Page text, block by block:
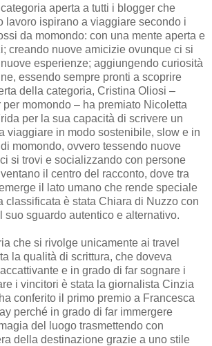
aperta a tutti i blogger che
lavoro ispirano a viaggiare secondo i
da momondo: con una mente aperta e
creando nuove amicizie ovunque ci si
esperienze; aggiungendo curiosità
essendo sempre pronti a scoprire
della categoria, Cristina Oliosi –
momondo – ha premiato Nicoletta
per la sua capacità di scrivere un
viaggiare in modo sostenibile, slow e in
momondo, ovvero tessendo nuove
si trovi e socializzando con persone
il centro del racconto, dove tra
il lato umano che rende speciale
classificata è stata Chiara di Nuzzo con
suo sguardo autentico e alternativo.
che si rivolge unicamente ai travel
la qualità di scrittura, che doveva
e in grado di far sognare i
i vincitori è stata la giornalista Cinzia
conferito il primo premio a Francesca
perché in grado di far immergere
del luogo trasmettendo con
della destinazione grazie a uno stile